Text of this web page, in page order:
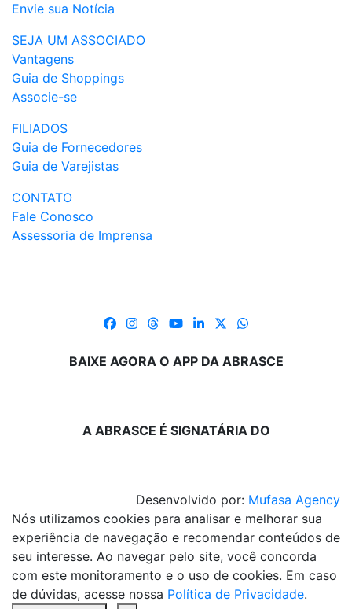
Envie sua Notícia
SEJA UM ASSOCIADO
Vantagens
Guia de Shoppings
Associe-se
FILIADOS
Guia de Fornecedores
Guia de Varejistas
CONTATO
Fale Conosco
Assessoria de Imprensa
BAIXE AGORA O APP DA ABRASCE
A ABRASCE É SIGNATÁRIA DO
Desenvolvido por: Mufasa Agency
Nós utilizamos cookies para analisar e melhorar sua
experiência de navegação e recomendar conteúdos de
seu interesse. Ao navegar pelo site, você concorda
com este monitoramento e o uso de cookies. Em caso
de dúvidas, acesse nossa Política de Privacidade.